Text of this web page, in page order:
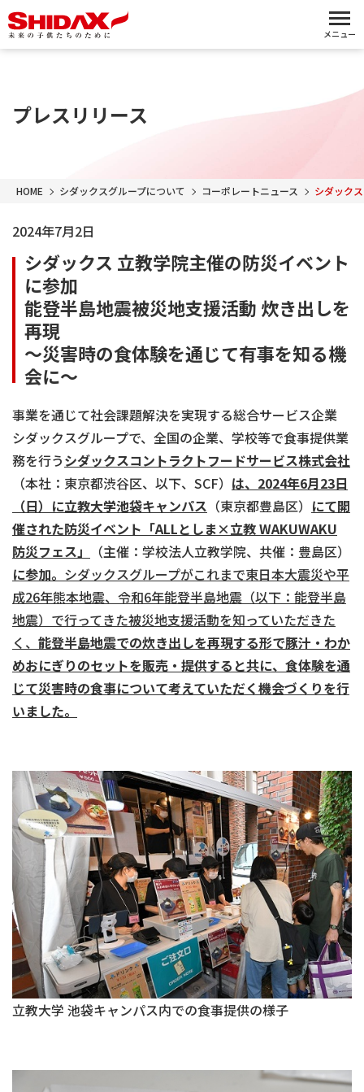
メニュー
プレスリリース
HOME シダックスグループについて コーポレートニュース シダック
2024年7月2日
シダックス 立教学院主催の防災イベント
に参加
能登半島地震被災地支援活動 炊き出しを
再現
～災害時の食体験を通じて有事を知る機
会に～
事業を通じて社会課題解決を実現する総合サービス企業
シダックスグループで、全国の企業、学校等で食事提供業
務を行うシダックスコントラクトフードサービス株式会社
（本社：東京都渋谷区、以下、SCF） は、 2024年6月23日
（日）に立教大学池袋キャンパス （東京都豊島区） にて開
催された防災イベント「ALLとしま×立教 WAKUWAKU
防災フェス」
（主催：学校法人立教学院、共催：豊島区）
に参加。 シダックスグループがこれまで東日本大震災や平
成26年熊本地震、令和6年能登半島地震（以下：能登半島
地震）で行ってきた被災地支援活動を知っていただきた
く、 能登半島地震での炊き出しを再現する形で豚汁・わか
めおにぎりのセットを販売・ 提供すると共に、食体験を通
じて災害時の食事について考えていただく機会づくりを行
いました。
立教大学 池袋キャンパス内での食事提供の様子